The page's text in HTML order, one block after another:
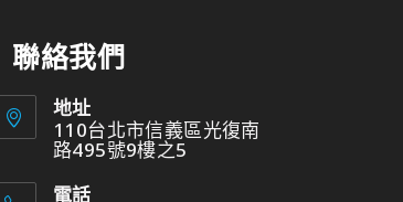
聯絡我們
地址
110台北市信義區光復南
路495號9樓之5
電話